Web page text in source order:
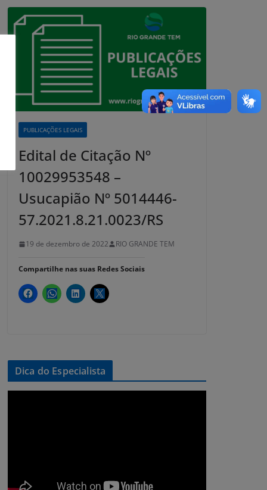
PUBLICAÇÕES LEGAIS
Edital de Citação Nº
10029953548 –
Usucapião Nº 5014446-
57.2021.8.21.0023/RS
19 de dezembro de 2022 RIO GRANDE TEM
Compartilhe nas suas Redes Sociais
Dica do Especialista